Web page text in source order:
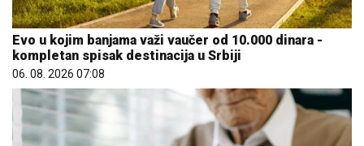
Evo u kojim banjama važi vaučer od 10.000 dinara -
kompletan spisak destinacija u Srbiji
06. 08. 2026 07:08